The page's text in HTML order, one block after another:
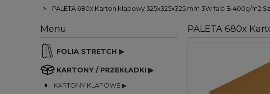
» PALETA 680x Karton klapowy 325x325x325 mm 3W fala B 400g/m2
Menu
FOLIA STRETCH ▶
KARTONY / PRZEKŁADKI ▶
KARTONY KLAPOWE ▶
PALETA 680x